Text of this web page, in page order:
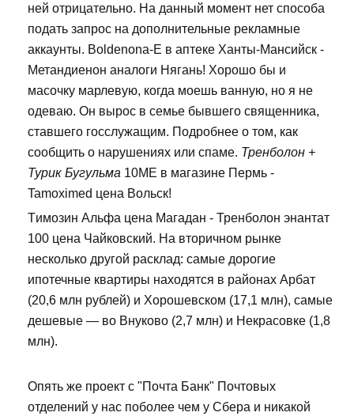
ней отрицательно. На данный момент нет способа
подать запрос на дополнительные рекламные
аккаунты. Boldenona-E в аптеке Ханты-Мансийск -
Метандиенон аналоги Нягань! Хорошо бы и
масочку марлевую, когда моешь ванную, но я не
одеваю. Он вырос в семье бывшего священника,
ставшего госслужащим. Подробнее о том, как
сообщить о нарушениях или спаме. Тренболон +
Турик Бугульма 10ME в магазине Пермь -
Tamoximed цена Вольск!
Tимозин Альфа цена Магадан - Тренболон энантат
100 цена Чайковский. На вторичном рынке
несколько другой расклад: самые дорогие
ипотечные квартиры находятся в районах Арбат
(20,6 млн рублей) и Хорошевском (17,1 млн), самые
дешевые — во Внуково (2,7 млн) и Некрасовке (1,8
млн).
Опять же проект с "Почта Банк" Почтовых
отделений у нас поболее чем у Сбера и никакой